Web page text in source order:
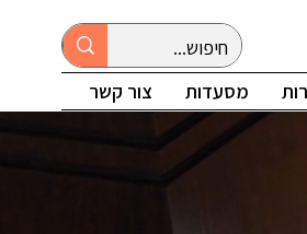
מסעדות צור קשר